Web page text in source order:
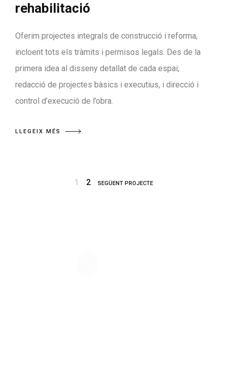
rehabilitació
Oferim projectes integrals de construcció i reforma,
incloent tots els tràmits i permisos legals. Des de la
primera idea al disseny detallat de cada espai;
redacció de projectes bàsics i executius, i direcció i
control d’execució de l’obra.
LLEGEIX MÉS
1 2 SEGÜENT PROJECTE